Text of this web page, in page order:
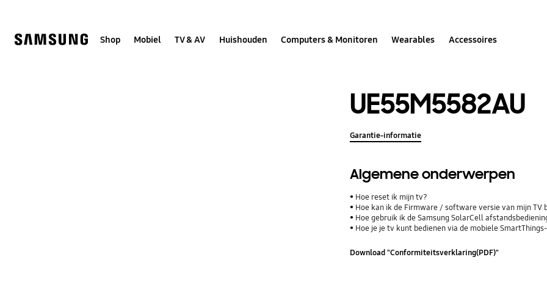
Shop Mobiel TV & AV Huishouden Computers & Monitoren Wearables Accessoires
UE55M5582AU
Garantie-informatie
Algemene onderwerpen
Hoe reset ik mijn tv?
Hoe kan ik de Firmware / software versie van mijn
Hoe gebruik ik de Samsung SolarCell
Hoe je je tv kunt bedienen via de mobiele
Download "Conformiteitsverklaring(PDF)"